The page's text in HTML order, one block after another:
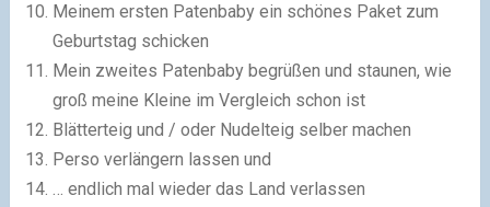
Meinem ersten Patenbaby ein schönes Paket zum
Geburtstag schicken
Mein zweites Patenbaby begrüßen und staunen, wie
groß meine Kleine im Vergleich schon ist
Blätterteig und / oder Nudelteig selber machen
Perso verlängern lassen und
… endlich mal wieder das Land verlassen